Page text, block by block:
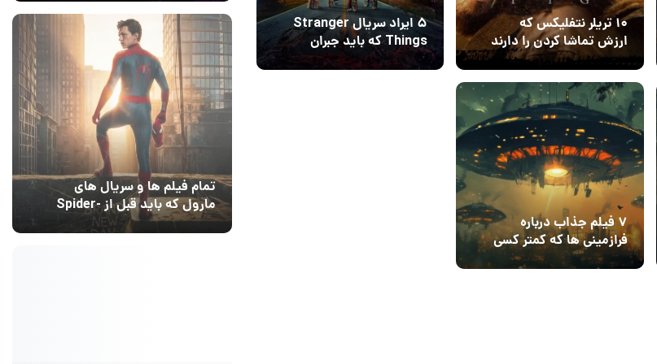
۱۰ تریلر نتفلیکس که
ارزش تماشا کردن را دارند
۵ ایراد سریال Stranger
Things که باید جبران
شوند
05 اسفند 1404
۷ فیلم جذاب درباره
فرازمینی‌ ها که کمتر کسی
می‌شناسد
تمام فیلم ها و سریال های
مارول که باید قبل از Spider-
۰ 10 مرداد 1405